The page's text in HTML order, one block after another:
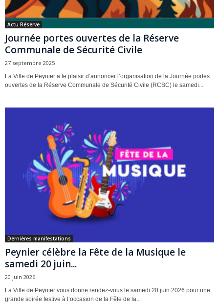
Actu Réserve
Journée portes ouvertes de la Réserve
Communale de Sécurité Civile
27 septembre 2025
La Ville de Peynier a le plaisir d’annoncer l’organisation de la Journée portes
ouvertes de la Réserve Communale de Sécurité Civile (RCSC) le samedi...
Dernières manifestations
Peynier célèbre la Fête de la Musique le
samedi 20 juin...
20 juin 2026
La Ville de Peynier vous donne rendez-vous le samedi 20 juin 2026 pour une
grande soirée festive à l’occasion de la Fête de la...